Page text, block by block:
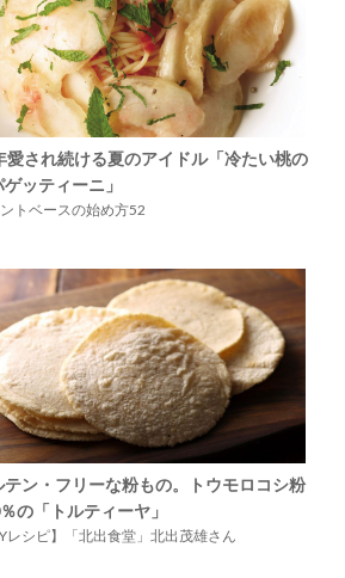
愛され続ける夏のアイドル「冷たい桃の
ッティーニ」
トベースの始め方52
テン・フリーな粉もの。トウモロコシ粉
の「トルティーヤ」
レシピ】「北出食堂」北出茂雄さん